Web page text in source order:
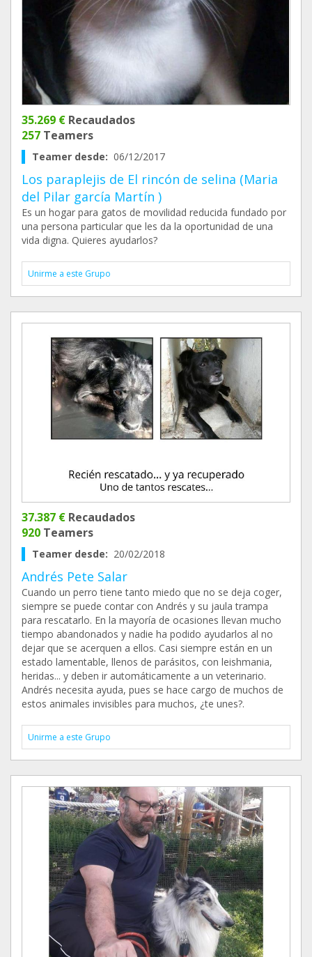
35.269 € Recaudados
257 Teamers
Teamer desde: 06/12/2017
Los paraplejis de El rincón de selina (Maria
del Pilar garcía Martín )
Es un hogar para gatos de movilidad reducida fundado por
una persona particular que les da la oportunidad de una
vida digna. Quieres ayudarlos?
Unirme a este Grupo
37.387 € Recaudados
920 Teamers
Teamer desde: 20/02/2018
Andrés Pete Salar
Cuando un perro tiene tanto miedo que no se deja coger,
siempre se puede contar con Andrés y su jaula trampa
para rescatarlo. En la mayoría de ocasiones llevan mucho
tiempo abandonados y nadie ha podido ayudarlos al no
dejar que se acerquen a ellos. Casi siempre están en un
estado lamentable, llenos de parásitos, con leishmania,
heridas... y deben ir automáticamente a un veterinario.
Andrés necesita ayuda, pues se hace cargo de muchos de
estos animales invisibles para muchos, ¿te unes?.
Unirme a este Grupo